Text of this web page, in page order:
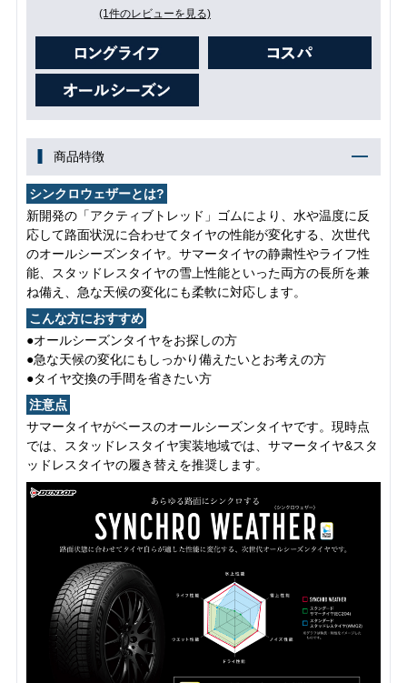
(1件のレビューを見る)
商品特徴
シンクロウェザーとは?
新開発の「アクティブトレッド」ゴムにより、水や温度に反
応して路面状況に合わせてタイヤの性能が変化する、次世代
のオールシーズンタイヤ。サマータイヤの静粛性やライフ性
能、スタッドレスタイヤの雪上性能といった両方の長所を兼
ね備え、急な天候の変化にも柔軟に対応します。
こんな方におすすめ
●オールシーズンタイヤをお探しの方
●急な天候の変化にもしっかり備えたいとお考えの方
●タイヤ交換の手間を省きたい方
注意点
サマータイヤがベースのオールシーズンタイヤです。現時点
では、スタッドレスタイヤ実装地域では、サマータイヤ&スタ
ッドレスタイヤの履き替えを推奨します。